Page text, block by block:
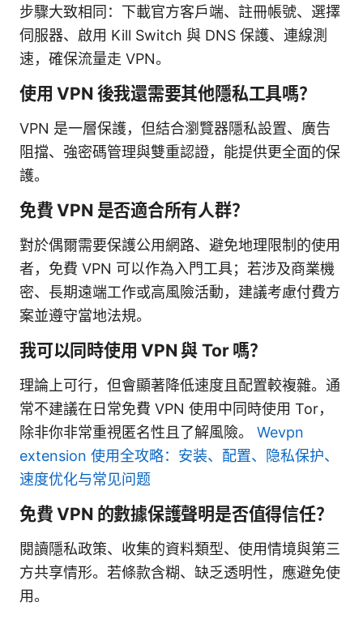
步驟大致相同：下載官方客戶端、註冊帳號、選擇
伺服器、啟用 Kill Switch 與 DNS 保護、連線測
速，確保流量走 VPN。
使用 VPN 後我還需要其他隱私工具嗎？
VPN 是一層保護，但結合瀏覽器隱私設置、廣告
阻擋、強密碼管理與雙重認證，能提供更全面的保
護。
免費 VPN 是否適合所有人群？
對於偶爾需要保護公用網路、避免地理限制的使用
者，免費 VPN 可以作為入門工具；若涉及商業機
密、長期遠端工作或高風險活動，建議考慮付費方
案並遵守當地法規。
我可以同時使用 VPN 與 Tor 嗎？
理論上可行，但會顯著降低速度且配置較複雜。通
常不建議在日常免費 VPN 使用中同時使用 Tor，
除非你非常重視匿名性且了解風險。 Wevpn
extension 使用全攻略：安装、配置、隐私保护、
速度优化与常见问题
免費 VPN 的數據保護聲明是否值得信任？
閱讀隱私政策、收集的資料類型、使用情境與第三
方共享情形。若條款含糊、缺乏透明性，應避免使
用。